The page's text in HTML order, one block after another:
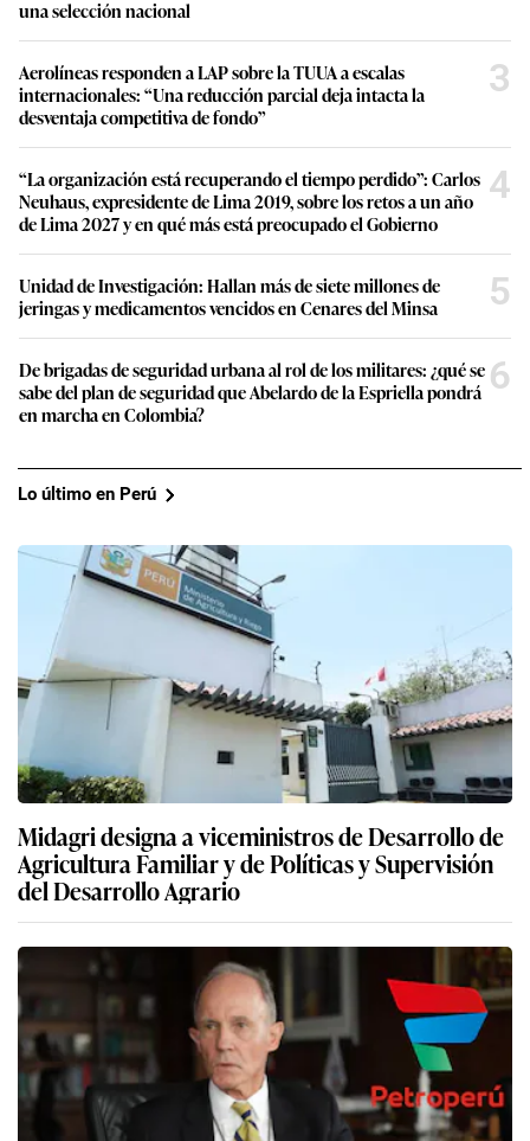
una selección nacional
Aerolíneas responden a LAP sobre la TUUA a escalas
internacionales: “Una reducción parcial deja intacta la
desventaja competitiva de fondo”
3
“La organización está recuperando el tiempo perdido”: Carlos
Neuhaus, expresidente de Lima 2019, sobre los retos a un año
de Lima 2027 y en qué más está preocupado el Gobierno
4
Unidad de Investigación: Hallan más de siete millones de
jeringas y medicamentos vencidos en Cenares del Minsa
5
De brigadas de seguridad urbana al rol de los militares: ¿qué se
sabe del plan de seguridad que Abelardo de la Espriella pondrá
en marcha en Colombia?
6
Lo último en Perú
Midagri designa a viceministros de Desarrollo de
Agricultura Familiar y de Políticas y Supervisión
del Desarrollo Agrario